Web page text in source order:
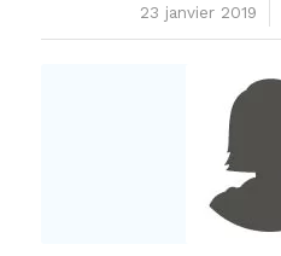
23 janvier 2019
/